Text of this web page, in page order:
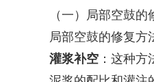
（一）局部空鼓的
局部空鼓的修复方
灌浆补空 ：这种